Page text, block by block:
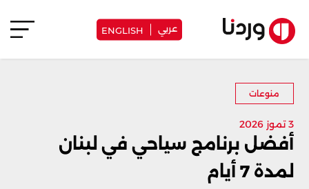
عربي ENGLISH
منوعات
3 تموز 2026
أفضل برنامج سياحي في لبنان
لمدة 7 أيام